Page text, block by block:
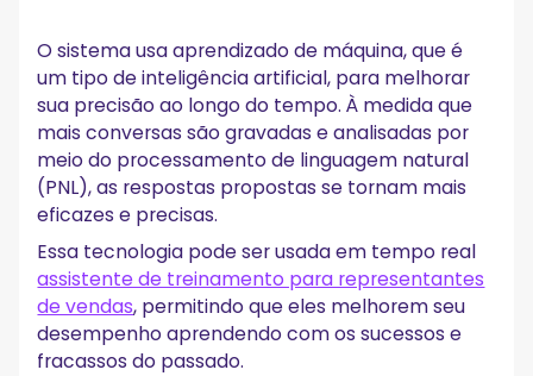
O sistema usa aprendizado de máquina, que é
um tipo de inteligência artificial, para melhorar
sua precisão ao longo do tempo. À medida que
mais conversas são gravadas e analisadas por
meio do processamento de linguagem natural
(PNL), as respostas propostas se tornam mais
eficazes e precisas.
Essa tecnologia pode ser usada em tempo real
assistente de treinamento para representantes
de vendas, permitindo que eles melhorem seu
desempenho aprendendo com os sucessos e
fracassos do passado.